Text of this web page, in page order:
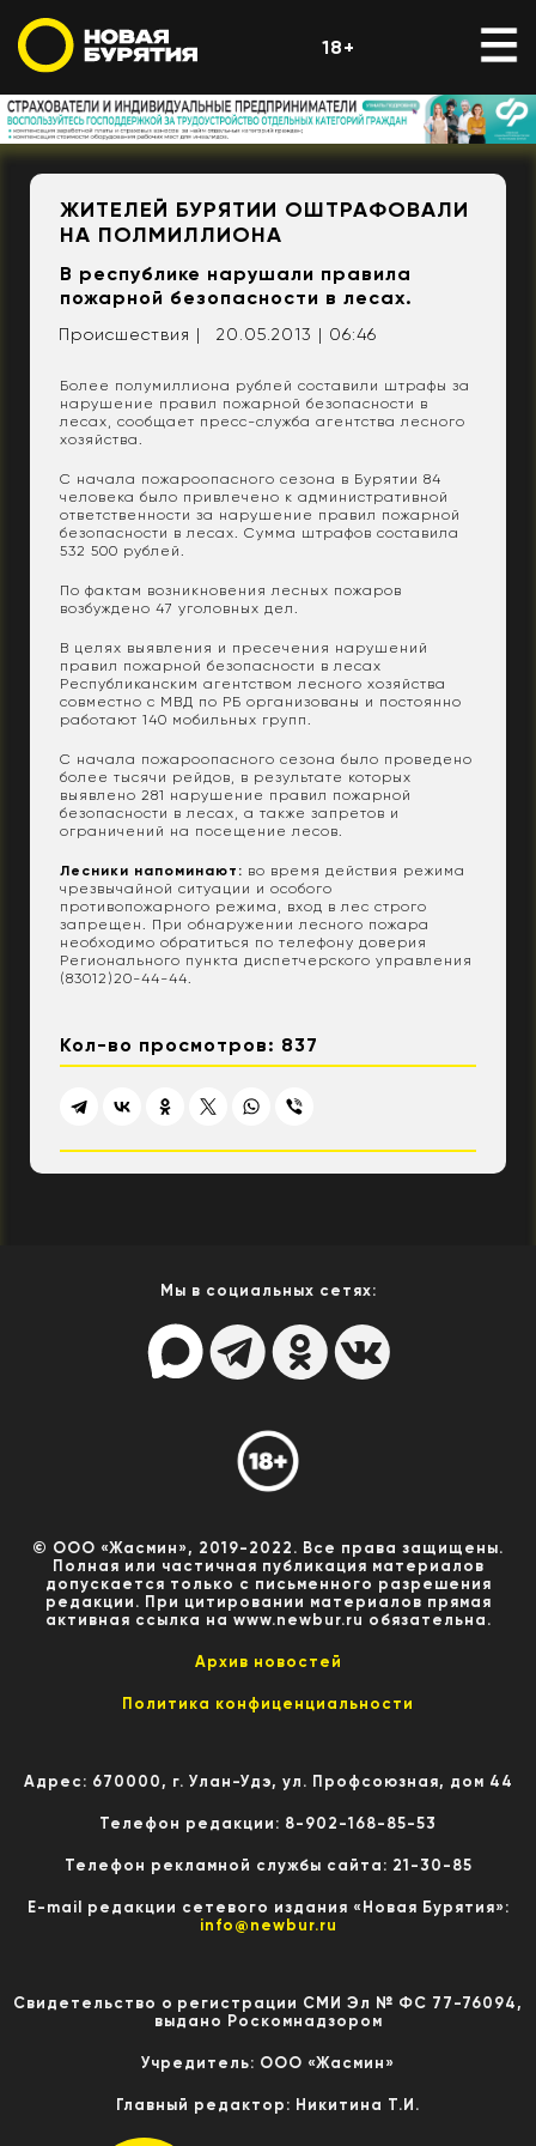
18+
ЖИТЕЛЕЙ БУРЯТИИ ОШТРАФОВАЛИ
НА ПОЛМИЛЛИОНА
В республике нарушали правила
пожарной безопасности в лесах.
Происшествия | 20.05.2013 | 06:46
Более полумиллиона рублей составили штрафы за
нарушение правил пожарной безопасности в
лесах, сообщает пресс-служба агентства лесного
хозяйства.
С начала пожароопасного сезона в Бурятии 84
человека было привлечено к административной
ответственности за нарушение правил пожарной
безопасности в лесах. Сумма штрафов составила
532 500 рублей.
По фактам возникновения лесных пожаров
возбуждено 47 уголовных дел.
В целях выявления и пресечения нарушений
правил пожарной безопасности в лесах
Республиканским агентством лесного хозяйства
совместно с МВД по РБ организованы и постоянно
работают 140 мобильных групп.
С начала пожароопасного сезона было проведено
более тысячи рейдов, в результате которых
выявлено 281 нарушение правил пожарной
безопасности в лесах, а также запретов и
ограничений на посещение лесов.
Лесники напоминают: во время действия режима
чрезвычайной ситуации и особого
противопожарного режима, вход в лес строго
запрещен. При обнаружении лесного пожара
необходимо обратиться по телефону доверия
Регионального пункта диспетчерского управления
(83012)20-44-44.
Кол-во просмотров: 837
Мы в социальных сетях:
© ООО «Жасмин», 2019-2022. Все права защищены.
Полная или частичная публикация материалов
допускается только с письменного разрешения
редакции. При цитировании материалов прямая
активная ссылка на www.newbur.ru обязательна.
Архив новостей
Политика конфиценциальности
Адрес: 670000, г. Улан-Удэ, ул. Профсоюзная, дом 44
Телефон редакции: 8-902-168-85-53
Телефон рекламной службы сайта: 21-30-85
E-mail редакции сетевого издания «Новая Бурятия»:
info@newbur.ru
Свидетельство о регистрации СМИ Эл № ФС 77-76094,
выдано Роскомнадзором
Учредитель: ООО «Жасмин»
Главный редактор: Никитина Т.И.